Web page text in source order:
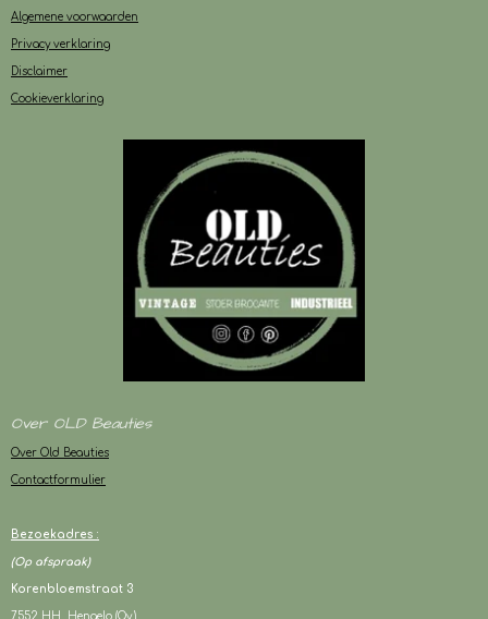
Algemene voorwaarden
Privacy verklaring
Disclaimer
Cookieverklaring
Over OLD Beauties
Over Old Beauties
Contactformulier
Bezoekadres :
(Op afspraak)
Korenbloemstraat 3
7552 HH Hengelo (Ov.)